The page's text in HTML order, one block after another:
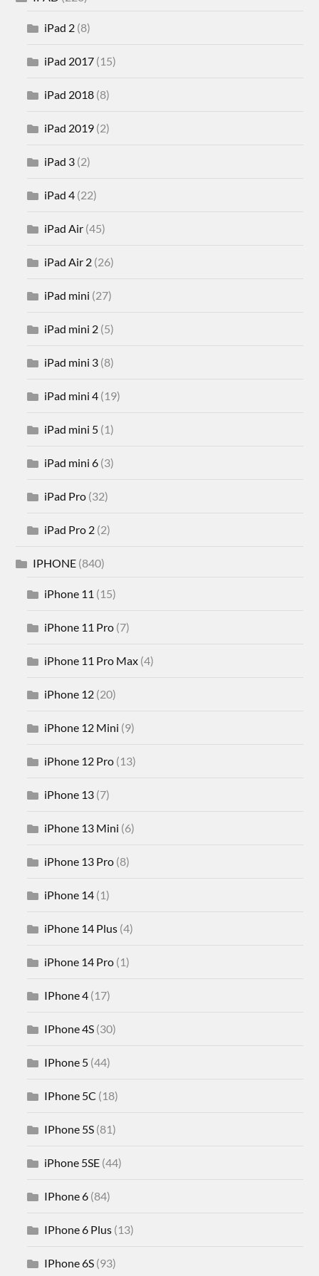
iPad 2 (8)
iPad 2017 (15)
iPad 2018 (8)
iPad 2019 (2)
iPad 3 (2)
iPad 4 (22)
iPad Air (45)
iPad Air 2 (26)
iPad mini (27)
iPad mini 2 (5)
iPad mini 3 (8)
iPad mini 4 (19)
iPad mini 5 (1)
iPad mini 6 (3)
iPad Pro (32)
iPad Pro 2 (2)
IPHONE (840)
iPhone 11 (15)
iPhone 11 Pro (7)
iPhone 11 Pro Max (4)
iPhone 12 (20)
iPhone 12 Mini (9)
iPhone 12 Pro (13)
iPhone 13 (7)
iPhone 13 Mini (6)
iPhone 13 Pro (8)
iPhone 14 (1)
iPhone 14 Plus (4)
iPhone 14 Pro (1)
IPhone 4 (17)
IPhone 4S (30)
IPhone 5 (44)
IPhone 5C (18)
IPhone 5S (81)
iPhone 5SE (44)
IPhone 6 (84)
IPhone 6 Plus (13)
IPhone 6S (93)